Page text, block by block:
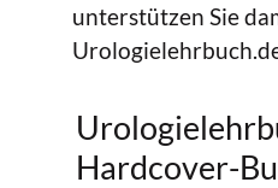
unterstützen Sie
Hardcover-